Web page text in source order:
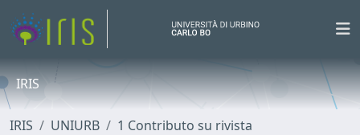
IRIS
IRIS UNIURB
1 Contributo su rivista